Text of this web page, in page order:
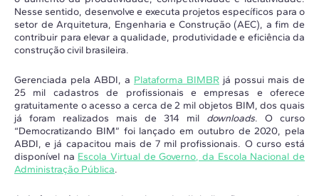
Nesse sentido, desenvolve e executa projetos específicos para o
setor de Arquitetura, Engenharia e Construção (AEC), a fim de
contribuir para elevar a qualidade, produtividade e eficiência da
construção civil brasileira.
Gerenciada pela ABDI, a Plataforma BIMBR já possui mais de
25 mil cadastros de profissionais e empresas e oferece
gratuitamente o acesso a cerca de 2 mil objetos BIM, dos quais
já foram realizados mais de 314 mil downloads. O curso
“Democratizando BIM” foi lançado em outubro de 2020, pela
ABDI, e já capacitou mais de 7 mil profissionais. O curso está
disponível na Escola Virtual de Governo, da Escola Nacional de
Administração Pública.